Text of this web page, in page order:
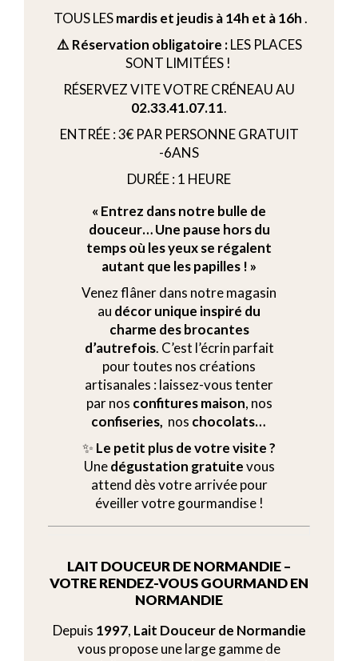
TOUS LESmardis et jeudis à 14h et à 16h.
⚠️ Réservation obligatoire :LES PLACES
SONT LIMITÉES !
RÉSERVEZ VITE VOTRE CRÉNEAU AU
02.33.41.07.11.
ENTRÉE : 3€ PAR PERSONNE GRATUIT
-6ANS
DURÉE : 1 HEURE
« Entrez dans notre bulle de
douceur… Une pause hors du
temps où les yeux se régalent
autant que les papilles ! »
Venez flâner dans notre magasin
au décor unique inspiré du
charme des brocantes
d’autrefois. C’est l’écrin parfait
pour toutes nos créations
artisanales : laissez-vous tenter
par nos confitures maison, nos
confiseries, nos chocolats…
✨ Le petit plus de votre visite ?
Unedégustation gratuitevous
attend dès votre arrivée pour
éveiller votre gourmandise !
LAIT DOUCEUR DE NORMANDIE –
VOTRE RENDEZ-VOUS GOURMAND EN
NORMANDIE
Depuis 1997, Lait Douceur de Normandie
vous propose une large gamme de